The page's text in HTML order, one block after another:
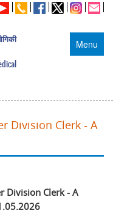
Menu
Division Clerk - A
Division Clerk - A